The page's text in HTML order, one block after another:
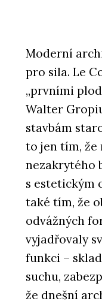
Moderní
pro sila. Le
„prvními
Walter
stavbám
to jen tím,
nezakrytého
s estetickým
také tím, že
odvážných
vyjadřovaly
funkci –
suchu,
že dnešní